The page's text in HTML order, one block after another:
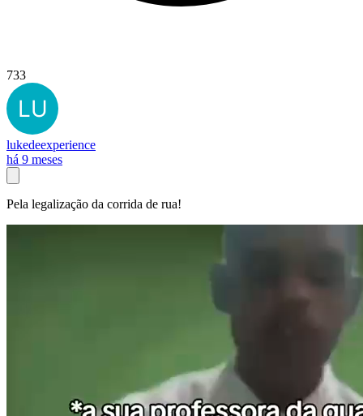
733
lukedeexperience
há 9 meses
Pela legalização da corrida de rua!